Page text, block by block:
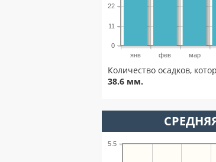
янв фев мар
0
11
22
Количество осадков,
38.6 мм.
5.5